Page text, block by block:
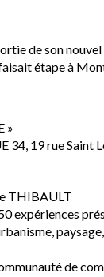
de son
étape à
»
34, 19 rue Saint
THIBAULT
expériences
de